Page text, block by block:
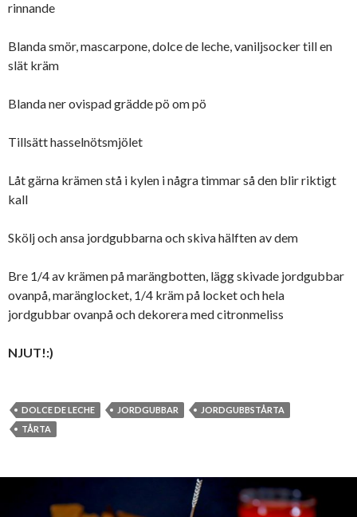
rinnande
Blanda smör, mascarpone, dolce de leche, vaniljsocker till en
slät kräm
Blanda ner ovispad grädde pö om pö
Tillsätt hasselnötsmjölet
Låt gärna krämen stå i kylen i några timmar så den blir riktigt
kall
Skölj och ansa jordgubbarna och skiva hälften av dem
Bre 1/4 av krämen på marängbotten, lägg skivade jordgubbar
ovanpå, maränglocket, 1/4 kräm på locket och hela
jordgubbar ovanpå och dekorera med citronmeliss
NJUT!:)
DOLCE DE LECHE JORDGUBBAR
JORDGUBBSTÅRTA
TÅRTA